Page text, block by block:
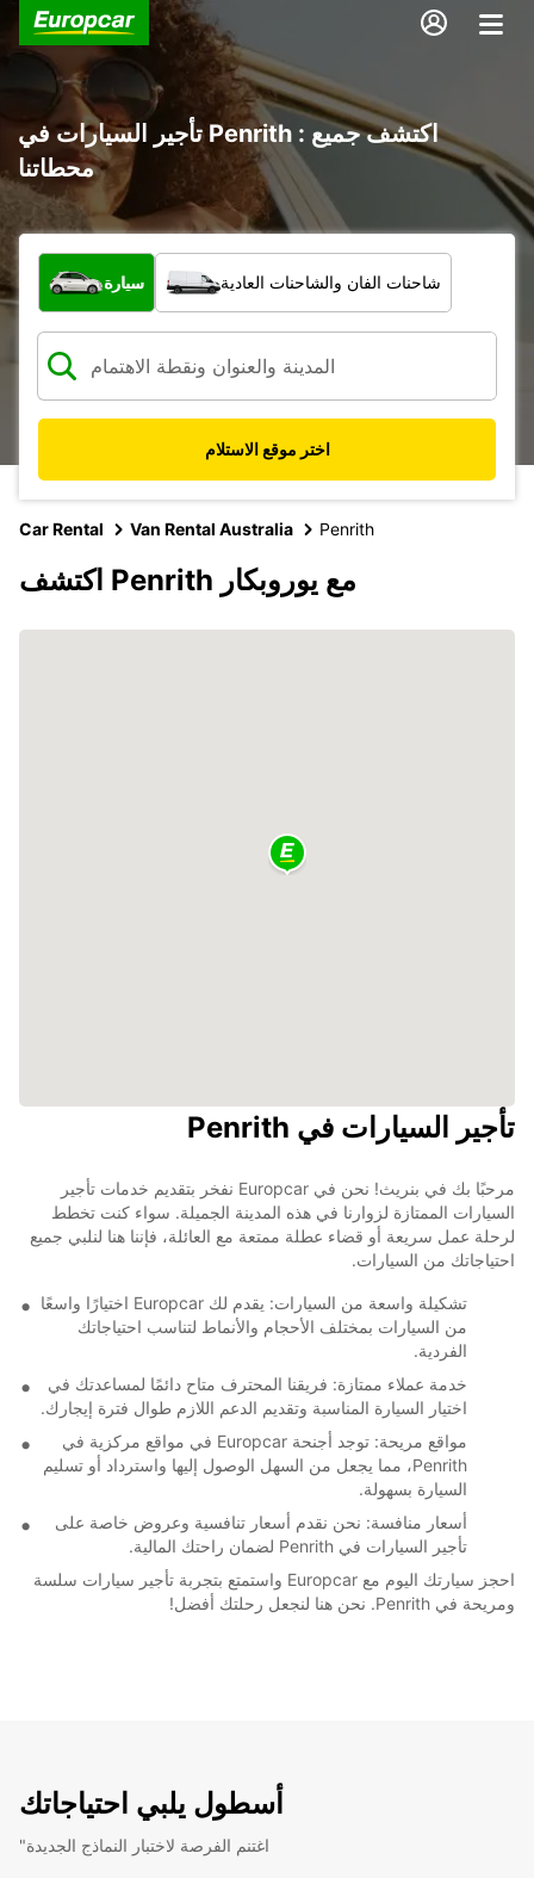
تأجير السيارات في Penrith : اكتشف جميع
محطاتنا
ما نوع المركبة؟
سيارة شاحنات الفان والشاحنات العادية
اختر موقع الاستلام
Car Rental Van Rental Australia Penrith
اكتشف Penrith مع يوروبكار
تأجير السيارات في Penrith
مرحبًا بك في بنريث! نحن في Europcar نفخر بتقديم خدمات تأجير
السيارات الممتازة لزوارنا في هذه المدينة الجميلة. سواء كنت تخطط
لرحلة عمل سريعة أو قضاء عطلة ممتعة مع العائلة، فإننا هنا لنلبي جميع
احتياجاتك من السيارات.
تشكيلة واسعة من السيارات: يقدم لك Europcar اختيارًا واسعًا
من السيارات بمختلف الأحجام والأنماط لتناسب احتياجاتك
الفردية.
خدمة عملاء ممتازة: فريقنا المحترف متاح دائمًا لمساعدتك في
اختيار السيارة المناسبة وتقديم الدعم اللازم طوال فترة إيجارك.
مواقع مريحة: توجد أجنحة Europcar في مواقع مركزية في
Penrith، مما يجعل من السهل الوصول إليها واسترداد أو تسليم
السيارة بسهولة.
أسعار منافسة: نحن نقدم أسعار تنافسية وعروض خاصة على
تأجير السيارات في Penrith لضمان راحتك المالية.
احجز سيارتك اليوم مع Europcar واستمتع بتجربة تأجير سيارات سلسة
ومريحة في Penrith. نحن هنا لنجعل رحلتك أفضل!
أسطول يلبي احتياجاتك
"اغتنم الفرصة لاختبار النماذج الجديدة